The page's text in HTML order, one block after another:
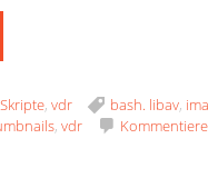
Skripte,vdr bash. libav,
,vdr